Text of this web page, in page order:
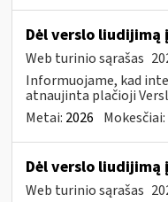
Dėl verslo
Web turinio sąrašas
Informuojame, kad
atnaujinta plačioji
Metai: 2026 Mokesčiai:
Dėl verslo
Web turinio sąrašas